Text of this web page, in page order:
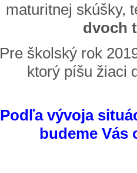
maturitnej skúšky,
dvoch
Pre školský rok
ktorý píšu žiaci
Podľa vývoja
budeme